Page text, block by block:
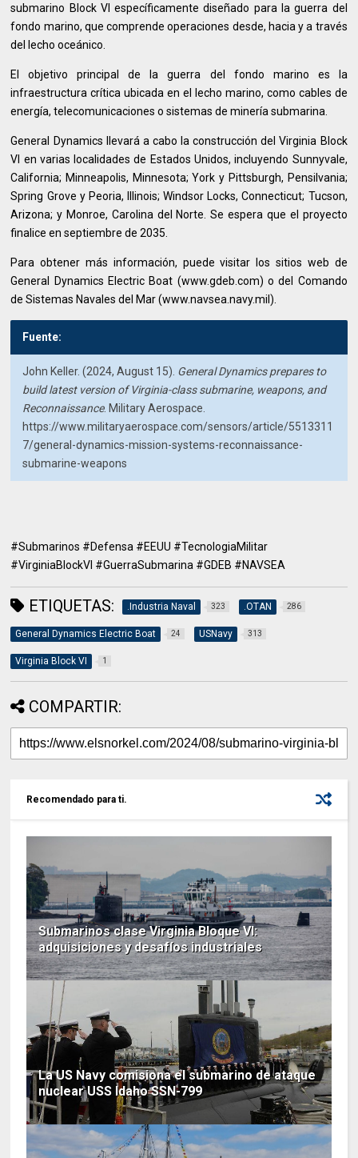
submarino Block VI específicamente diseñado para la guerra del
fondo marino, que comprende operaciones desde, hacia y a través
del lecho oceánico.
El objetivo principal de la guerra del fondo marino es la
infraestructura crítica ubicada en el lecho marino, como cables de
energía, telecomunicaciones o sistemas de minería submarina.
General Dynamics llevará a cabo la construcción del Virginia Block
VI en varias localidades de Estados Unidos, incluyendo Sunnyvale,
California; Minneapolis, Minnesota; York y Pittsburgh, Pensilvania;
Spring Grove y Peoria, Illinois; Windsor Locks, Connecticut; Tucson,
Arizona; y Monroe, Carolina del Norte. Se espera que el proyecto
finalice en septiembre de 2035.
Para obtener más información, puede visitar los sitios web de
General Dynamics Electric Boat (www.gdeb.com) o del Comando
de Sistemas Navales del Mar (www.navsea.navy.mil).
Fuente:
John Keller. (2024, August 15). General Dynamics prepares to
build latest version of Virginia-class submarine, weapons, and
Reconnaissance. Military Aerospace.
https://www.militaryaerospace.com/sensors/article/5513311
7/general-dynamics-mission-systems-reconnaissance-
submarine-weapons
#Submarinos #Defensa #EEUU #TecnologiaMilitar
#VirginiaBlockVI #GuerraSubmarina #GDEB #NAVSEA
ETIQUETAS: .Industria Naval 323 .OTAN 286
General Dynamics Electric Boat 24 USNavy 313
Virginia Block VI 1
COMPARTIR:
Recomendado para ti.
Submarinos clase Virginia Bloque VI:
adquisiciones y desafíos industriales
La US Navy comisiona el submarino de ataque
nuclear USS Idaho SSN-799